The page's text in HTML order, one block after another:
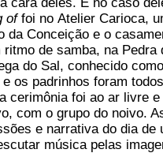
offoi no Atelier Carioca,
da Conceição e o
de samba, na Pedra
do Sal, conhecido
os padrinhos foram
cerimônia foi ao ar livre
com o grupo do noivo.
e narrativa do dia de
música pelas